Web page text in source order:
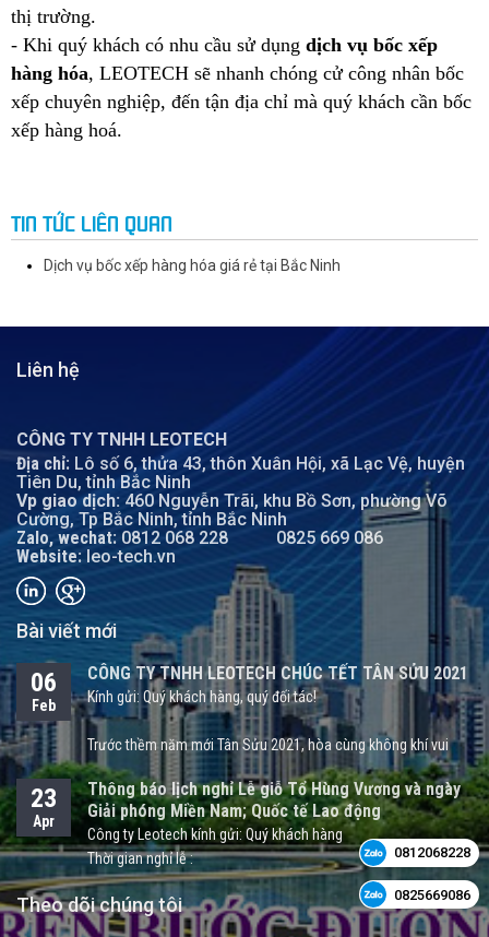
thị trường.
- Khi quý khách có nhu cầu sử dụng dịch vụ bốc xếp
hàng hóa, LEOTECH sẽ nhanh chóng cử công nhân bốc
xếp chuyên nghiệp, đến tận địa chỉ mà quý khách cần bốc
xếp hàng hoá.
TIN TỨC LIÊN QUAN
Dịch vụ bốc xếp hàng hóa giá rẻ tại Bắc Ninh
Liên hệ
CÔNG TY TNHH LEOTECH
Địa chỉ: Lô số 6, thửa 43, thôn Xuân Hội, xã Lạc Vệ, huyện
Tiên Du, tỉnh Bắc Ninh
Vp giao dịch: 460 Nguyễn Trãi, khu Bồ Sơn, phường Võ
Cường, Tp Bắc Ninh, tỉnh Bắc Ninh
Zalo, wechat: 0812 068 228
0825 669 086
Website: leo-tech.vn
Bài viết mới
06
Feb
CÔNG TY TNHH LEOTECH CHÚC TẾT TÂN SỬU 2021
Kính gửi: Quý khách hàng, quý đối tác!
Trước thềm năm mới Tân Sửu 2021, hòa cùng không khí vui
tươi, nồng ấm và háo hức đón chào một năm mới, Công ty
TNHH LEOTECH xin kính chúc quý khách hàng, quý đối tác một
năm mới sức khỏe, hạnh phúc bên gia đình và người thân.
Bằng tất cả sự chân thành, LEOTECH bày tỏ lời cảm ơn sự hợp
tác, tin tưởng của quý khách hàng, quý đối tác trong thời gian
vừa qua, hy vọng sẽ tiếp tục nhận được sự ủng hộ của quý
23
Apr
Thông báo lịch nghỉ Lễ giỗ Tổ Hùng Vương và ngày
Giải phóng Miền Nam; Quốc tế Lao động
Công ty Leotech kính gửi: Quý khách hàng
Thời gian nghỉ lễ :
1/ Giổ Tổ Hùng Vương (Mùng 10 tháng 3 âm lịch):
Theo dõi chúng tôi